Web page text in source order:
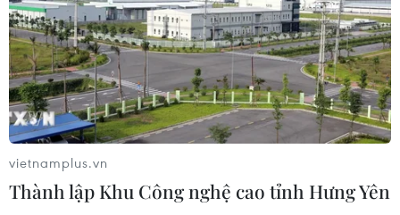
Ngôi nhà tại tỉnh Ubon Ratchathani, Thái Lan bị hư hại trong
cuộc giao tranh tại khu vực biên giới Thái Lan-Campuchia.
(Ảnh: THX/TTXVN)
Ngày 26/7, Tổng thống Mỹ Donald Trump cho
biết đã có các cuộc điện đàm riêng rẽ với lãnh
đạo của cả Thái Lan và Campuchia, trong đó hai
bên đều thể hiện mong muốn thúc đẩy một thỏa
vietnamplus.vn
Thành lập Khu Công nghệ cao tỉnh Hưng Yên